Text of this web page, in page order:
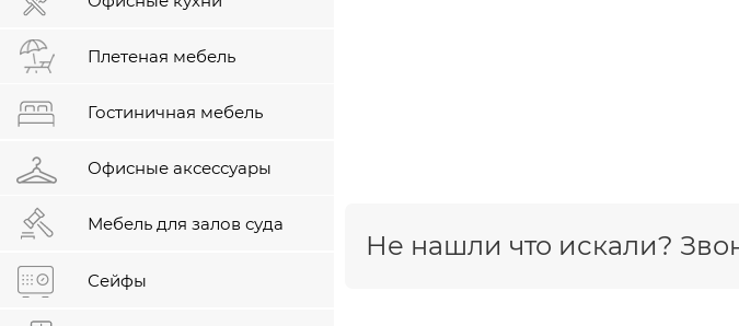
Не нашли что искали?
Плетеная мебель
Гостиничная мебель
Офисные аксессуары
Мебель для залов суда
Сейфы